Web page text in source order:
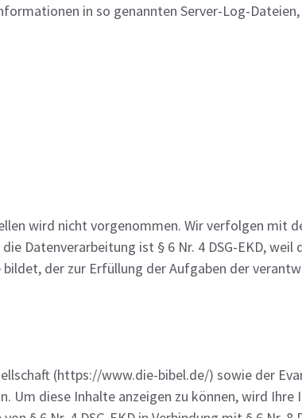
in so genannten Server-Log-
wird nicht vorgenommen. Wir verfolgen mit
Datenverarbeitung ist § 6 Nr. 4 DSG-EKD,
der zur Erfüllung der Aufgaben der
(https://www.die-bibel.de/) sowie der
diese Inhalte anzeigen zu können, wird Ihre